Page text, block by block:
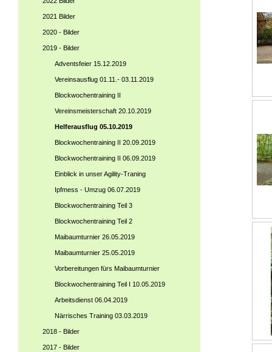
2021 Bilder
2020 - Bilder
2019 - Bilder
Adventsfeier 15.12.2019
Vereinsausflug 01.11.- 03.11.2019
Blockwochentraining II
Vereinsmeisterschaft 20.10.2019
Helferausflug 05.10.2019
Blockwochentraining II 20.09.2019
Blockwochentraining II 06.09.2019
Einblick in unser Agility-Traning
Ipfmess - Umzug 06.07.2019
Blockwochentraining Teil 3
Blockwochentraining Teil 2
Maibaumturnier 26.05.2019
Maibaumturnier 25.05.2019
Vorbereitungen fürs Maibaumturnier
Blockwochentraining Teil I 10.05.2019
Arbeitsdienst 06.04.2019
Närrisches Training 03.03.2019
2018 - Bilder
2017 - Bilder